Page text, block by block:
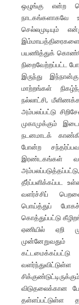
ஒழுங்கு என்ற
செல்லமுடியும்
பயணித்துக்
நிறைவேற்றப்பட்ட
இருந்து
மாற்றங்கள்
நல்லாட்சி,
அம்பலப்பட்டு
முகாமுக்கும்
நடனமாடக்
போன்ற
இரண்டகங்கள்
தீர்ப்பளிக்கப்பட
வளர்ச்சிப்
பொய்த்துப்
கொத்துப்பட்டு
ஏணியில் ஏறி
முன்னேறுவதும்
விடுதலைக்கான
தள்ளப்பட்டுள்ள